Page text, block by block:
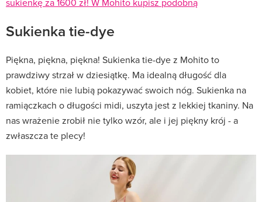
Sukienka tie-dye
Piękna, piękna, piękna! Sukienka tie-dye z Mohito to
prawdziwy strzał w dziesiątkę. Ma idealną długość dla
kobiet, które nie lubią pokazywać swoich nóg. Sukienka na
ramiączkach o długości midi, uszyta jest z lekkiej tkaniny. Na
nas wrażenie zrobił nie tylko wzór, ale i jej piękny krój - a
zwłaszcza te plecy!